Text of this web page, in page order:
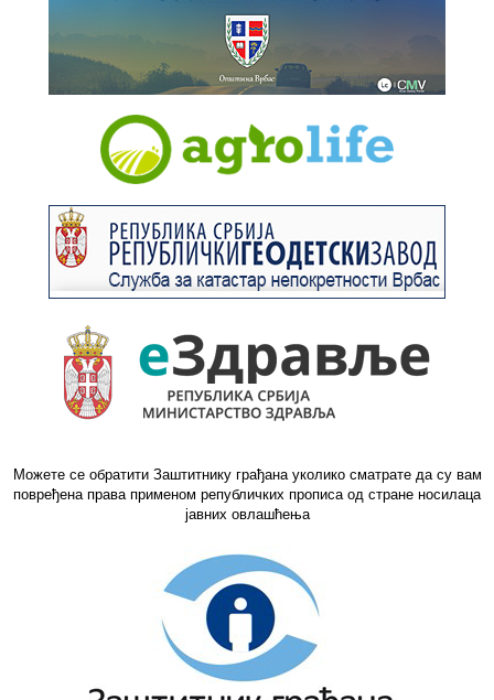
Можете се обратити Заштитнику грађана уколико сматрате да су вам
повређена права применом републичких прописа од стране носилаца
јавних овлашћења